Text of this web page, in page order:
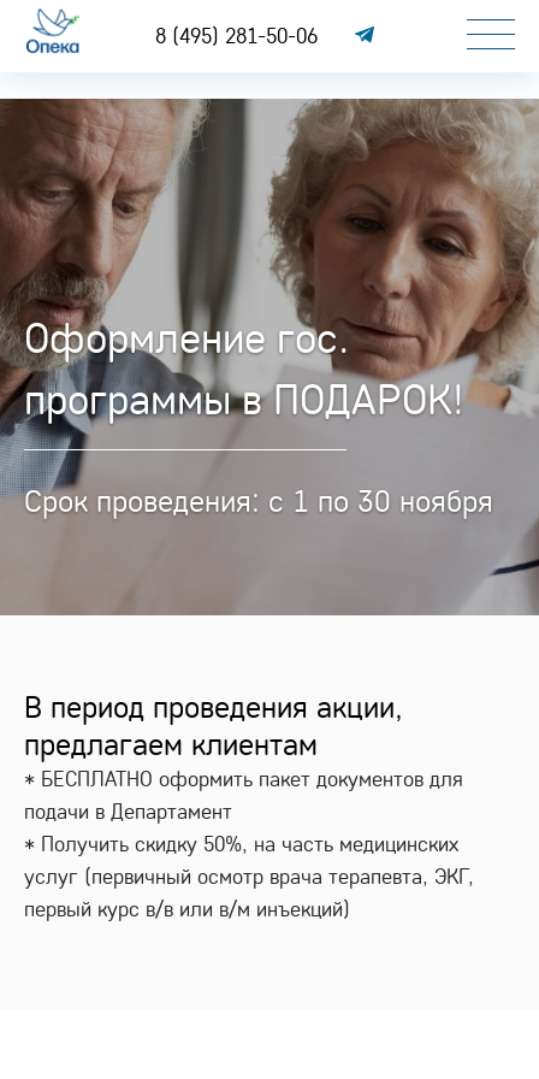
8 (495) 281-50-06
Оформление гос.
программы в ПОДАРОК!
Срок проведения: с 1 по 30 ноября
В период проведения акции,
предлагаем клиентам
* БЕСПЛАТНО оформить пакет документов для
подачи в Департамент
* Получить скидку 50%, на часть медицинских
услуг (первичный осмотр врача терапевта, ЭКГ,
первый курс в/в или в/м инъекций)